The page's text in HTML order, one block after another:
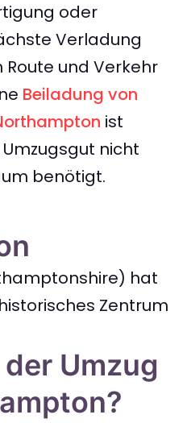
oder
Verladung
und Verkehr
Beiladung von
ist
nicht
benötigt.
hat
Zentrum
Umzug